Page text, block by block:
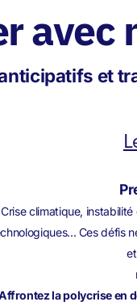
avec
et
Crise climatique,
Ces défis
la polycrise en